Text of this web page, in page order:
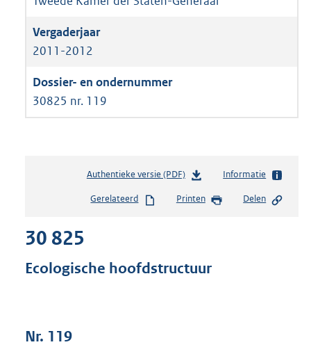
2011-2012
30825 nr. 119
Authentieke versie (PDF)b
s
d
s
Informatie
Gerelateerd Printen Delen
30 825
Ecologische hoofdstructuur
Nr. 119